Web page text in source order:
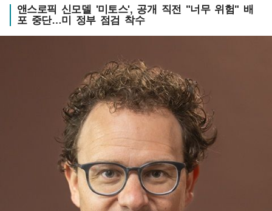
앤스로픽 신모델 '미토스', 공개 직전 "너무 위험" 배
포 중단…미 정부 점검 착수